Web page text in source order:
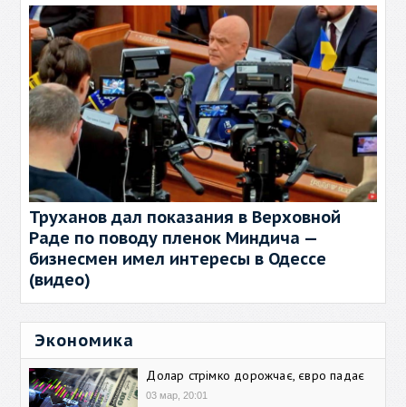
Труханов дал показания в Верховной
Раде по поводу пленок Миндича —
бизнесмен имел интересы в Одессе
(видео)
Экономика
Долар стрімко дорожчає, євро падає
03 мар, 20:01